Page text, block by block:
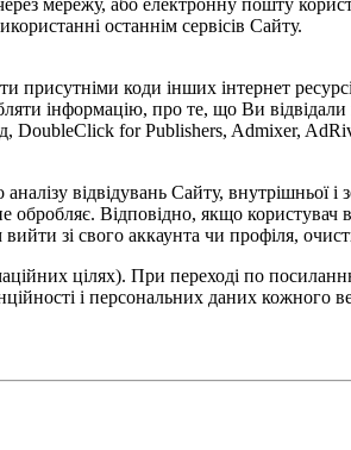
останнім сервісів Сайту.
коди інших інтернет ресурсів
інформацію, про те, що Ви
for Publishers, Admixer,
відвідувань Сайту, внутрішньої
обробляє. Відповідно, якщо
зі свого аккаунта чи профіля,
цілях). При переході по
і персональних даних кожного